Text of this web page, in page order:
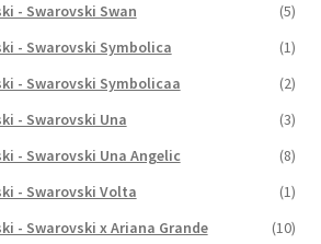
- Swarovski Swan
(5)
- Swarovski Symbolica
(1)
- Swarovski Symbolicaa
(2)
- Swarovski Una
(3)
- Swarovski Una Angelic
(8)
- Swarovski Volta
(1)
- Swarovski x Ariana Grande
(10)